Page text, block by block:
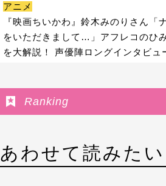
アニメ
『映画ちいかわ』鈴木みのりさん「
をいただきまして…」アフレコのひ
を大解説！ 声優陣ロングインタビュ
Ranking
あわせて読みたい